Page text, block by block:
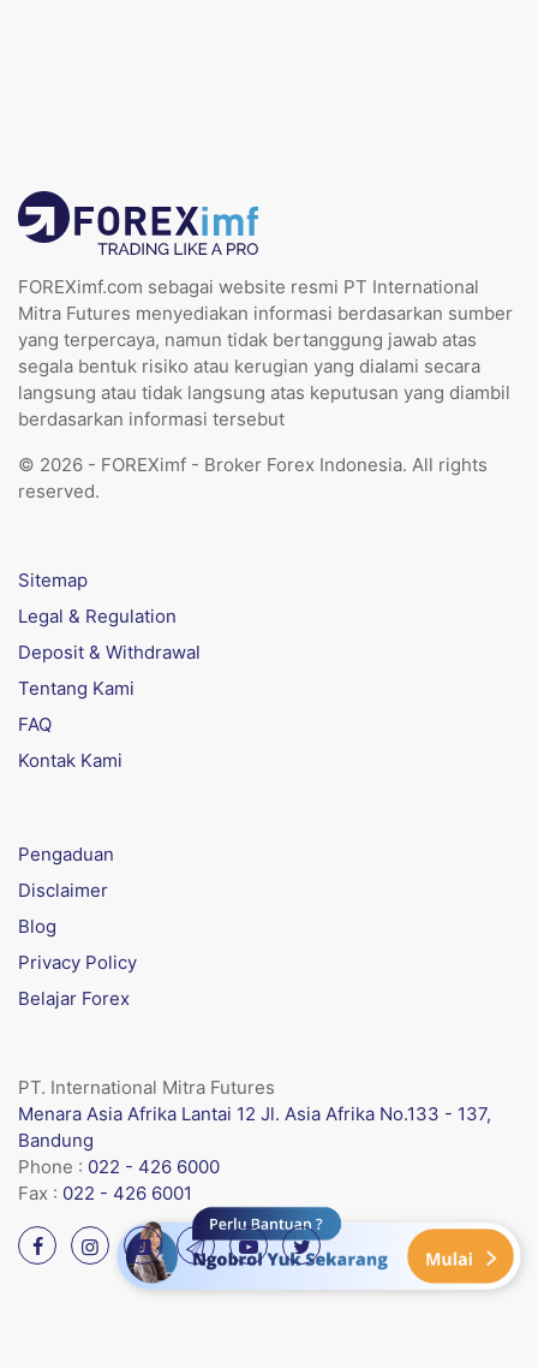
FOREXimf.com sebagai website resmi PT International
Mitra Futures menyediakan informasi berdasarkan sumber
yang terpercaya, namun tidak bertanggung jawab atas
segala bentuk risiko atau kerugian yang dialami secara
langsung atau tidak langsung atas keputusan yang diambil
berdasarkan informasi tersebut
© 2026 - FOREXimf - Broker Forex Indonesia. All rights
reserved.
Sitemap
Legal & Regulation
Deposit & Withdrawal
Tentang Kami
FAQ
Kontak Kami
Pengaduan
Disclaimer
Blog
Privacy Policy
Belajar Forex
PT. International Mitra Futures
Menara Asia Afrika Lantai 12 Jl. Asia Afrika No.133 - 137,
Bandung
Phone : 022 - 426 6000
Fax : 022 - 426 6001